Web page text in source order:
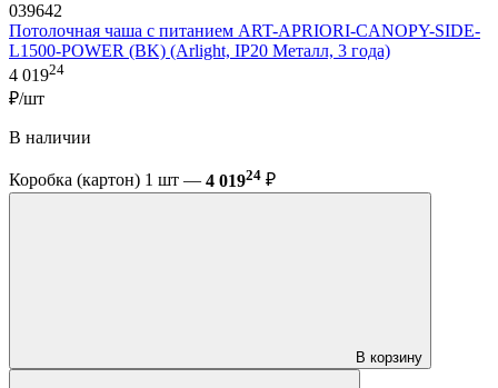
039642
Потолочная чаша с питанием ART-APRIORI-CANOPY-SIDE-
L1500-POWER (BK) (Arlight, IP20 Металл, 3 года)
4 01924
₽/шт
В наличии
Коробка (картон) 1 шт — 4 01924 ₽
В корзину